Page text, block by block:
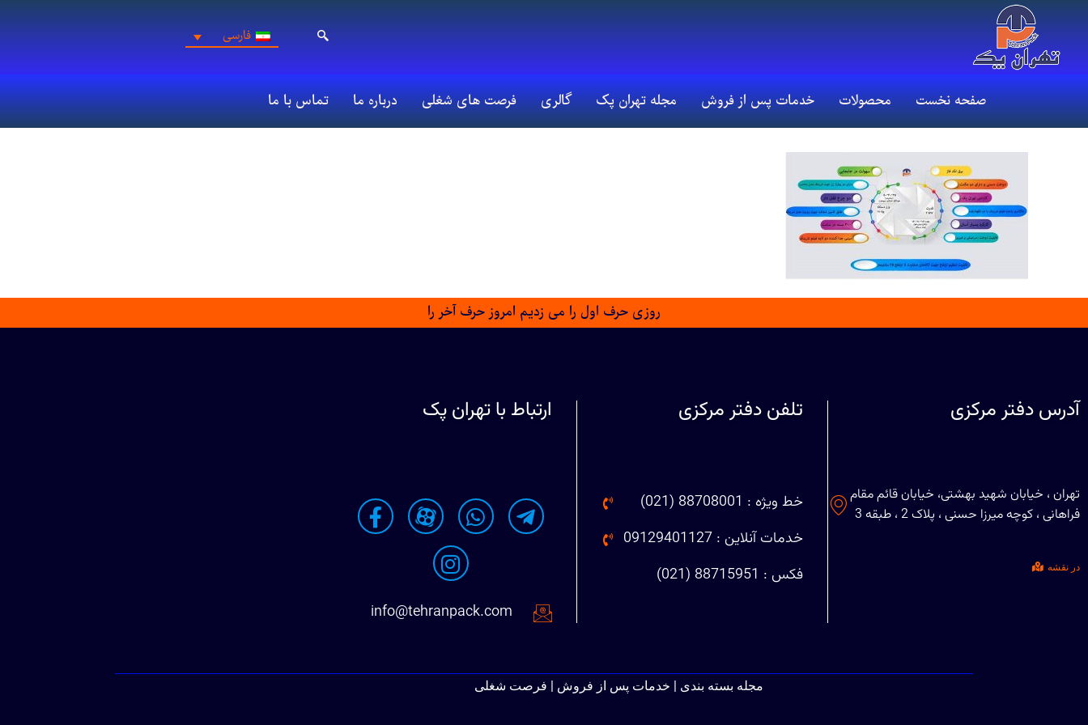
فارسی
صفحه نخست محصولات خدمات پس از فروش مجله تهران پک گالری فرصت های شغلی درباره ما تماس با ما
روزی حرف اول را می زدیم امروز حرف آخر را
آدرس دفتر مرکزی
تهران ، خیابان شهید بهشتی، خیابان قائم مقام
فراهانی ، کوچه میرزا حسنی ، پلاک 2 ، طبقه 3
در نقشه
تلفن دفتر مرکزی
خط ویژه : 88708001 (021)
خدمات آنلاین : 09129401127
فکس : 88715951 (021)
ارتباط با تهران پک
info@tehranpack.com
مجله بسته بندی | خدمات پس از فروش | فرصت شغلی